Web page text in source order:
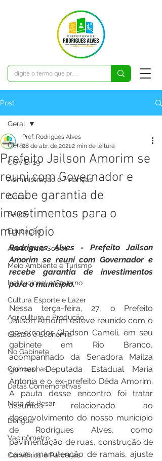
Post
Geral
COVID-19
Administração e Finanças
Obras
Saúde
Educação
Assistência Social
Meio Ambiente e Turismo
Institucional e Governo
Cultura Esporte e Lazer
Agricultura e Produção
Gestão e Economia
No Gabinete
Campanhas
Datas Comemorativas
Nota de Pesar
Dengue
Vacinômetro
Convênios e Parcerias
Geral
Prefeito Jailson Amorim se
reuni com Governador e
recebe garantia de
investimentos para o
município
Pref. Rodrigues Alves
28 de abr. de 20212 min de leitura
Rodrigues Alves - Prefeito Jailson
Amorim se reuni com Governador e
recebe garantia de investimentos
para o município.
Nessa terça-feira, 27, o Prefeito
Jailson Amorim esteve reunido com o
governador Gladson Cameli, em seu
gabinete em Rio Branco,
acompanhado da Senadora Mailza
gomes, Deputada Estadual Maria
Antonia e o ex-prefeito Dêda Amorim.
A pauta desse encontro foi tratar
assuntos relacionado ao
desenvolvimento do nosso município
de Rodrigues Alves, como
pavimentação de ruas, construção de
casas, manutenção de ramais, ajuste